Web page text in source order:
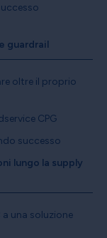
guardrail
oltre il proprio
CPG
successo
lungo la supply
una soluzione